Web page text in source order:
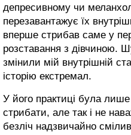
депресивному чи
перезавантажує їх
вперше стрибав саме у
розставання з дівчиною.
змінили мій внутрішній
історію екстремал.
У його практиці була
стрибати, але так і не
безліч надзвичайно